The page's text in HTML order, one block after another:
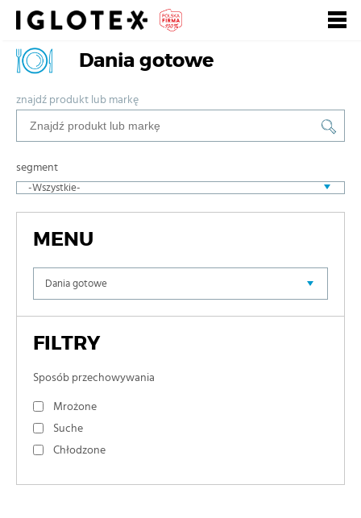
Polski
About us
Our HoReCa brands
Dania gotowe
znajdź produkt lub markę
segment
MENU
FILTRY
Sposób przechowywania
Mrożone
Suche
Chłodzone